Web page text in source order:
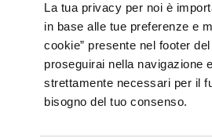
La tua privacy per noi è
in base alle tue preferenze e
cookie” presente nel footer
proseguirai nella navigazione
strettamente necessari per il
bisogno del tuo consenso.